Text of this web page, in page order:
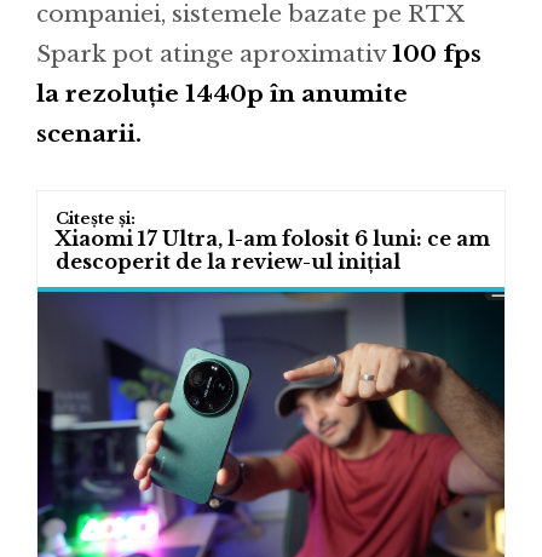
companiei, sistemele bazate pe RTX
Spark pot atinge aproximativ100 fps
la rezoluție 1440p în anumite
scenarii.
Xiaomi 17 Ultra, l-am folosit 6 luni: ce am
descoperit de la review-ul inițial